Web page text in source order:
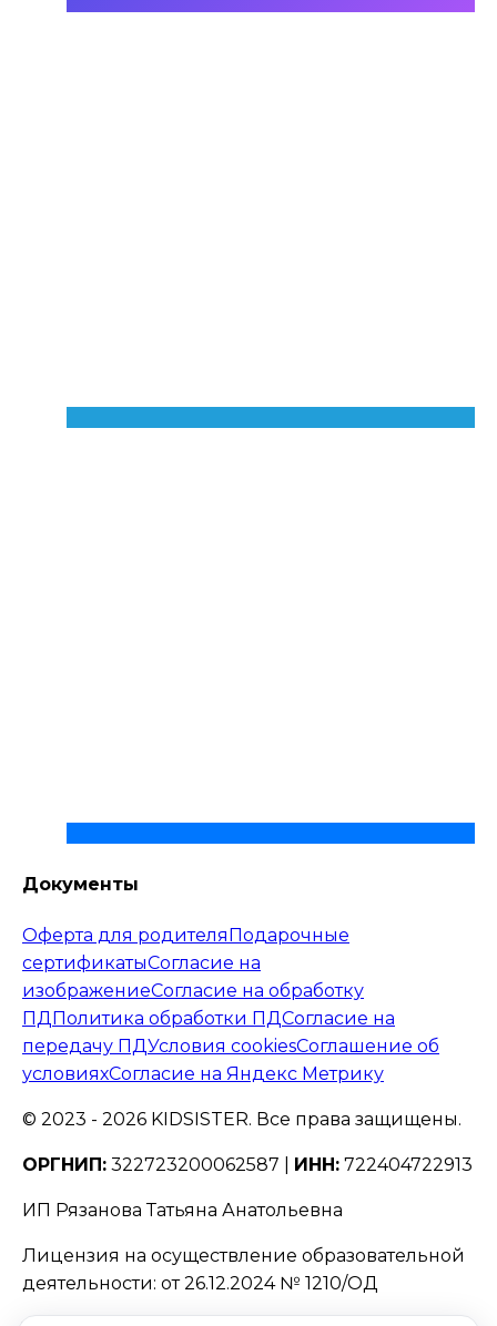
Документы
Оферта для родителя Подарочные
сертификатыСогласие на
изображениеСогласие на обработку
ПД Политика обработки ПДСогласие на
передачу ПДУсловия cookiesСоглашение об
условияхСогласие на Яндекс Метрику
© 2023 - 2026 KIDSISTER. Все права защищены.
ОРГНИП: 322723200062587 | ИНН: 722404722913
ИП Рязанова Татьяна Анатольевна
Лицензия на осуществление образовательной
деятельности: от 26.12.2024 № 1210/ОД